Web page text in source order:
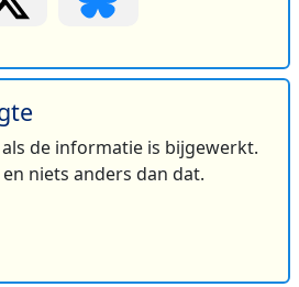
de informatie is bijgewerkt.
niets anders dan dat.